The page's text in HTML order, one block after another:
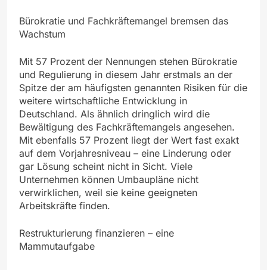
Bürokratie und Fachkräftemangel bremsen das
Wachstum
Mit 57 Prozent der Nennungen stehen Bürokratie
und Regulierung in diesem Jahr erstmals an der
Spitze der am häufigsten genannten Risiken für die
weitere wirtschaftliche Entwicklung in
Deutschland. Als ähnlich dringlich wird die
Bewältigung des Fachkräftemangels angesehen.
Mit ebenfalls 57 Prozent liegt der Wert fast exakt
auf dem Vorjahresniveau – eine Linderung oder
gar Lösung scheint nicht in Sicht. Viele
Unternehmen können Umbaupläne nicht
verwirklichen, weil sie keine geeigneten
Arbeitskräfte finden.
Restrukturierung finanzieren – eine
Mammutaufgabe